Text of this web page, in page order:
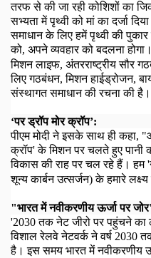
तरफ से की जा रही कोशिशों का
सभ्यता में पृथ्वी को मां का दर्जा
समाधान के लिए हमें पृथ्वी की पुकार
को, अपने व्यवहार को बदलना होगा ।
मिशन लाइफ, अंतरराष्ट्रीय सौर
लिए गठबंधन,मिशन हाईड्रोजन,
संस्थागत समाधान की रचना की
‘पर ड्रॉप मोर क्रॉप’:
पीएम मोदी ने इसके साथ ही कहा, "
क्रॉप' के मिशन पर चलते हुए
विकास की राह पर चल रहे हैं । हम
शून्य कार्बन उत्सर्जन) के हमारे
"भारत में नवीकरणीय ऊर्जा पर
'2030तक नेट जीरो पर पहुंचने का
विशाल रेलवे नेटवर्क ने वर्ष 2030
है। इस समय भारत में नवीकरणीय